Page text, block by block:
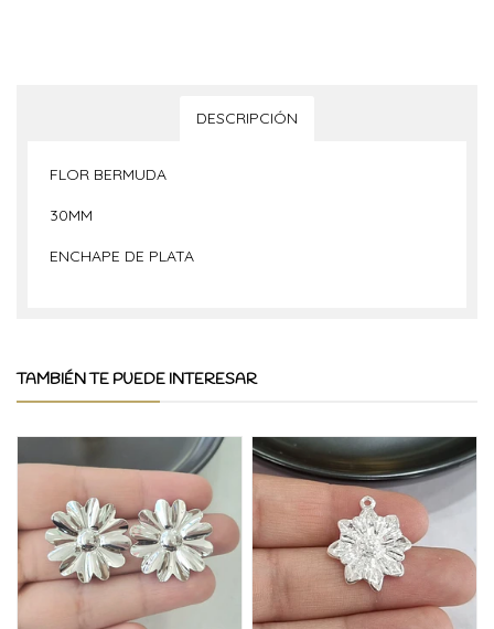
DESCRIPCIÓN
FLOR BERMUDA
30MM
ENCHAPE DE PLATA
TAMBIÉN TE PUEDE INTERESAR